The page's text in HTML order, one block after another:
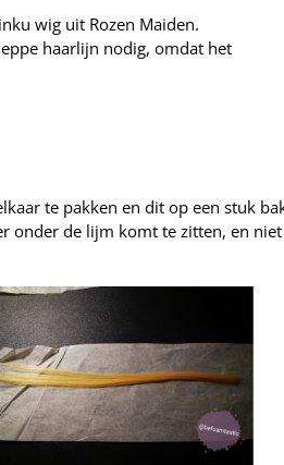
wig uit Rozen Maiden.
haarlijn nodig, omdat het
te pakken en dit op een stuk
onder de lijm komt te zitten, en